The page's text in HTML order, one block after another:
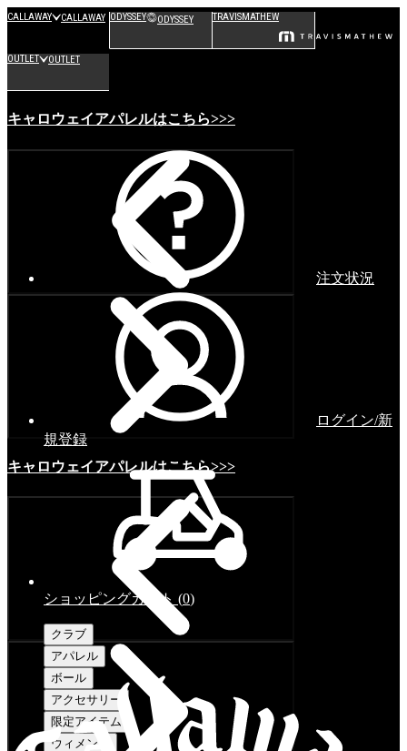
CALLAWAY CALLAWAY ODYSSEY ODYSSEY TRAVISMATHEW
OUTLET OUTLET
キャロウェイアパレルはこちら>>>
キャロウェイアパレルはこちら>>>
注文状況
ログイン/新
規登録
ショッピングカート (0)
クラブ
アパレル
ボール
アクセサリー
限定アイテム
ウィメンズ